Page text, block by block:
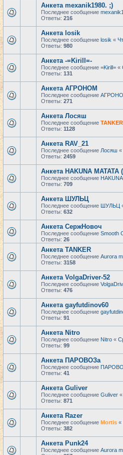
Анкета mexanik1980. ;)
Последнее сообщение
Ответы: 216
Анкета losik
Последнее сообщение losik «
Ответы: 980
Анкета -=Kirill=-
Последнее сообщение =Kirill= «
Ответы: 131
Анкета АГРОНОМ
Последнее сообщение
Ответы: 271
Анкета Лосяш
Последнее сообщение TANKER
Ответы: 1128
Анкета RAV_21
Последнее сообщение Лосяш «
Ответы: 2459
Анкета HAKUNA
Последнее сообщение
Ответы: 709
Анкета ШУЛЬЦ
Последнее сообщение ШУЛЬЦ
Ответы: 632
Анкета СержНовоч
Последнее сообщение Smooth
Ответы: 26
Анкета TANKER
Последнее сообщение Aurora
Ответы: 3158
Анкета VolgaDriver-52
Последнее сообщение
Ответы: 476
Анкета gayfutdinov60
Последнее сообщение
Ответы: 91
Анкета Nitro
Последнее сообщение Nitro «
Ответы: 99
Анкета ПАРОВОЗа
Последнее сообщение
Ответы: 41
Анкета Guliver
Последнее сообщение Guliver «
Ответы: 871
Анкета Razer
Последнее сообщение Mortis «
Ответы: 382
Анкета Punk24
Последнее сообщение Aurora